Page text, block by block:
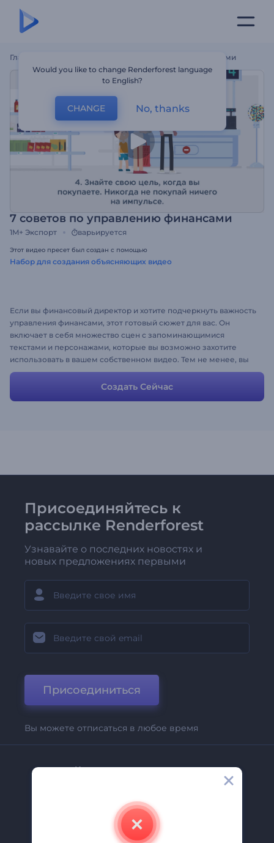
Главная 7 Советов По Управлению Финансами
7 советов по управлению финансами
1M+ Экспорт варьируется
Этот видео пресет был создан с помощью
Набор для создания объясняющих видео
Если вы финансовый директор и хотите подчеркнуть важность
управления финансами, этот готовый сюжет для вас. Он
включает в себя множество сцен с запоминающимися
текстами и персонажами, которые вы возможно захотите
использовать в вашем собственном видео. Тем не менее, вы
можете изменить любую сцену или описание, так чтобы они
соответствовали вашим собственным идеям и потребностям.
Создать Сейчас
Присоединяйтесь к
рассылке Renderforest
Узнавайте о последних новостях и
новых предложениях первыми
Присоединиться
Вы можете отписаться в любое время
Компания
Свяжитесь С Нами
Would you like to change Renderforest language
to English?
CHANGE No, thanks